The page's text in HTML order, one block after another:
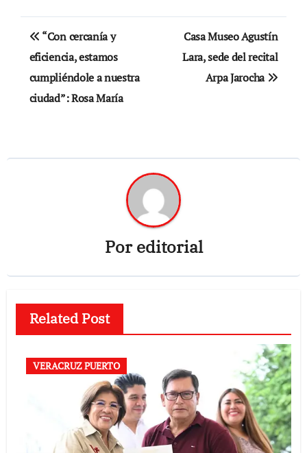
Navegación
de
entradas
“Con cercanía y
eficiencia, estamos
cumpliéndole a nuestra
ciudad”: Rosa María
Casa Museo Agustín
Lara, sede del recital
Arpa Jarocha
Poreditorial
Related Post
VERACRUZ PUERTO